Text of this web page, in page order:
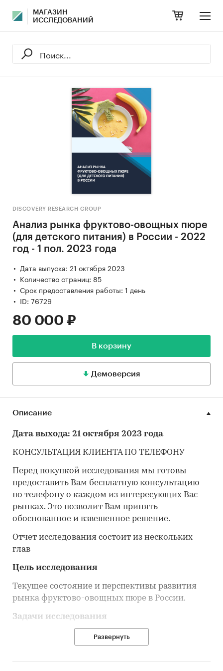
МАГАЗИН
ИССЛЕДОВАНИЙ
DISCOVERY RESEARCH GROUP
Анализ рынка фруктово-овощных пюре
(для детского питания) в России - 2022
год - 1 пол. 2023 года
Дата выпуска: 21 октября 2023
Количество страниц: 85
Срок предоставления работы: 1 день
ID: 76729
80 000 ₽
В корзину
Демоверсия
Описание
Дата выхода: 21 октября 2023 года
КОНСУЛЬТАЦИЯ КЛИЕНТА ПО ТЕЛЕФОНУ
Перед покупкой исследования мы готовы
предоставить Вам бесплатную консультацию
по телефону о каждом из интересующих Вас
рынках. Это позволит Вам принять
обоснованное и взвешенное решение.
Отчет исследования состоит из нескольких
глав
Цель исследования
Текущее состояние и перспективы развития
рынка фруктово-овощных пюре в России.
Задачи исследования
Объем, темпы роста и динамика развития
рынка фруктово-овощных пюре в России:
Развернуть